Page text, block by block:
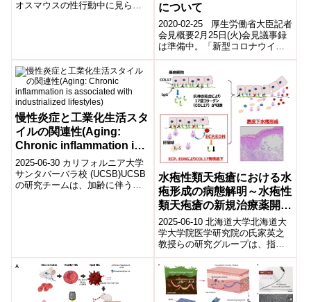
オスマウスの性行動中に見られ
について
2020-02-25 厚生労働省大臣記者
会見概要2月25日(火)会見議事録
は準備中。「新型コロナウイル
ス感染症対策の基本方針」が示
されました。詳細はこちらを...
慢性炎症と工業化生活スタ
イルの関連性(Aging:
Chronic inflammation is
associated with
industrialized lifestyles)
2025-06-30 カリフォルニア大学
サンタバーバラ校 (UCSB)UCSB
の研究チームは、加齢に伴う慢
水疱性類天疱瘡における水
疱形成の病態解明～水疱性
類天疱瘡の新規治療薬開発
へ～
2025-06-10 北海道大学北海道大
学大学院医学研究院の氏家英之
教授らの研究グループは、指定
難病「水疱性類天疱瘡」の病態
に関する新知見を発表しまし
た。この疾...